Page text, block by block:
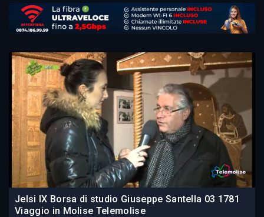
Jelsi IX Borsa di studio Giuseppe Santella 03 1781
Viaggio in Molise Telemolise